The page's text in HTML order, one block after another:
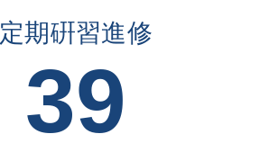
定期硏習進修
39